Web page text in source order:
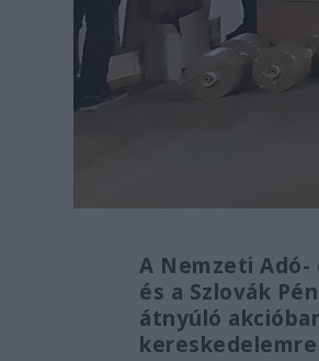
A Nemzeti Adó-
és a Szlovák
átnyúló